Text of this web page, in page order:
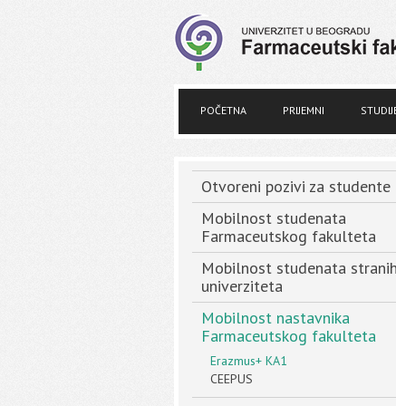
POČETNA PRIJEMNI
Otvoreni pozivi za studente
Mobilnost studenata
Farmaceutskog fakulteta
Mobilnost studenata stranih
univerziteta
Mobilnost nastavnika
Farmaceutskog fakulteta
Erazmus+ KA1
CEEPUS